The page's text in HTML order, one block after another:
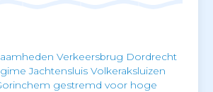
Verkeersbrug Dordrecht
Jachtensluis Volkeraksluizen
gestremd voor hoge